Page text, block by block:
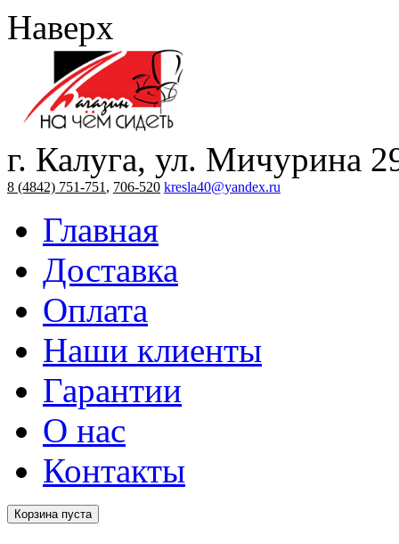
Наверх
г. Калуга, ул. Мичурина
8 (4842) 751-751 , 706-520 kresla40@yandex.ru
Главная
Доставка
Оплата
Наши клиенты
Гарантии
О нас
Контакты
Корзина пуста